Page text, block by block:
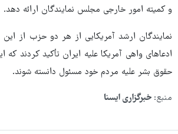
و کمیته امور خارجی مجلس نمایندگان ارائه دهد.
نمایندگان ارشد آمریکایی از هر دو حزب از
ادعاهای واهی آمریکا علیه ایران تأکید کردند
حقوق بشر علیه مردم خود مسئول دانسته شوند.
منبع: خبرگزاری ایسنا